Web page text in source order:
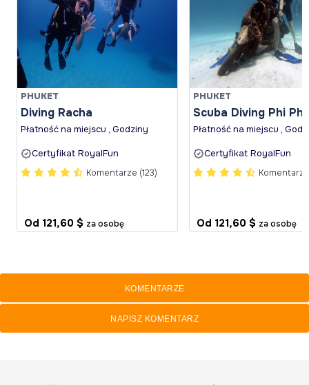
PHUKET
Diving Racha
Płatność na miejscu , Godziny
Certyfikat RoyalFun
Komentarze (123)
Od 121,60 $ za osobę
PHUKET
Scuba Diving Phi
Płatność na miejscu ,
Certyfikat RoyalFun
Od 121,60 $ za osobę
KOMENTARZE
NAPISZ KOMENTARZ